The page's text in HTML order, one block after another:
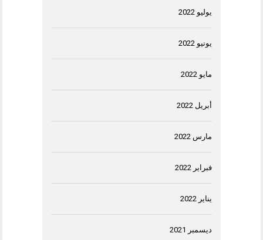
يوليو 2022
يونيو 2022
مايو 2022
أبريل 2022
مارس 2022
فبراير 2022
يناير 2022
ديسمبر 2021